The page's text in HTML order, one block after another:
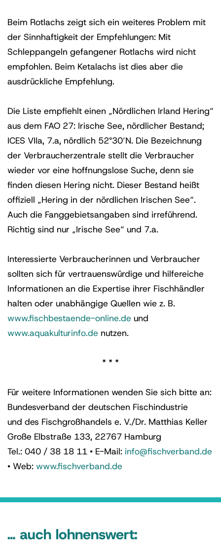
Beim Rotlachs zeigt sich ein weiteres Problem mit
der Sinnhaftigkeit der Empfehlungen: Mit
Schleppangeln gefangener Rotlachs wird nicht
empfohlen. Beim Ketalachs ist dies aber die
ausdrückliche Empfehlung.
Die Liste empfiehlt einen „Nördlichen Irland Hering“
aus dem FAO 27: Irische See, nördlicher Bestand;
ICES VIIa, 7.a, nördlich 52°30’N. Die Bezeichnung
der Verbraucherzentrale stellt die Verbraucher
wieder vor eine hoffnungslose Suche, denn sie
finden diesen Hering nicht. Dieser Bestand heißt
offiziell „Hering in der nördlichen Irischen See“.
Auch die Fanggebietsangaben sind irreführend.
Richtig sind nur „Irische See“ und 7.a.
Interessierte Verbraucherinnen und Verbraucher
sollten sich für vertrauenswürdige und hilfereiche
Informationen an die Expertise ihrer Fischhändler
halten oder unabhängige Quellen wie z. B.
www.fischbestaende-online.de und
www.aquakulturinfo.de nutzen.
* * *
Für weitere Informationen wenden Sie sich bitte an:
Bundesverband der deutschen Fischindustrie
und des Fischgroßhandels e. V./Dr. Matthias Keller
Große Elbstraße 133, 22767 Hamburg
Tel.: 040 / 38 18 11 • E-Mail: info@fischverband.de
• Web: www.fischverband.de
… auch lohnenswert: